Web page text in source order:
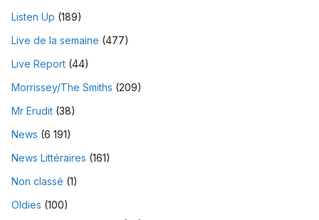
Listen Up (189)
Live de la semaine (477)
Live Report (44)
Morrissey/The Smiths (209)
Mr Erudit (38)
News (6 191)
News Littéraires (161)
Non classé (1)
Oldies (100)